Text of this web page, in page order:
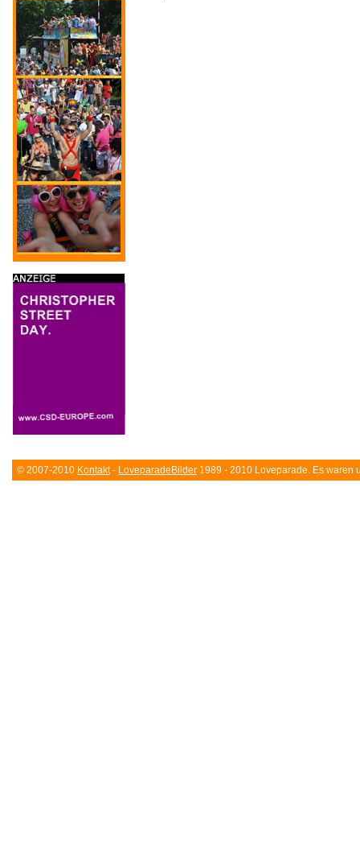
© 2007-2010 Kontakt- LoveparadeBilder 1989 - 2010 Loveparade. Es waren